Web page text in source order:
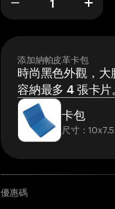
添加納帕皮革卡包
時尚黑色外觀，大
容納最多 4 張卡片
卡包
尺寸：
優惠碼